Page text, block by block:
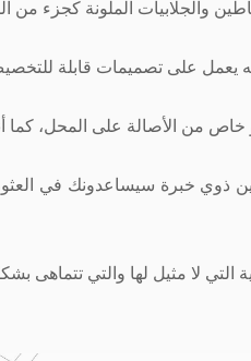
والجلابيات الملونة كجزء من
أنه يعمل على تصميمات قابلة
خاص من الأصالة على المحل،
ذوي خبرة سيساعدونك في
التي لا مثيل لها والتي